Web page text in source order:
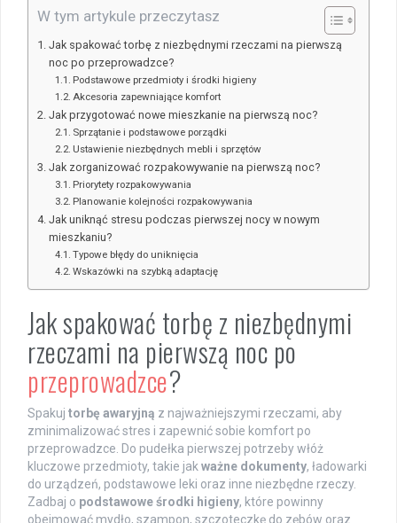
W tym artykule przeczytasz
Jak spakować torbę z niezbędnymi rzeczami na pierwszą
noc po przeprowadzce?
Podstawowe przedmioty i środki higieny
Akcesoria zapewniające komfort
Jak przygotować nowe mieszkanie na pierwszą noc?
Sprzątanie i podstawowe porządki
Ustawienie niezbędnych mebli i sprzętów
Jak zorganizować rozpakowywanie na pierwszą noc?
Priorytety rozpakowywania
Planowanie kolejności rozpakowywania
Jak uniknąć stresu podczas pierwszej nocy w nowym
mieszkaniu?
Typowe błędy do uniknięcia
Wskazówki na szybką adaptację
Jak spakować torbę z niezbędnymi
rzeczami na pierwszą noc po
przeprowadzce?
Spakuj torbę awaryjną z najważniejszymi rzeczami, aby
zminimalizować stres i zapewnić sobie komfort po
przeprowadzce. Do pudełka pierwszej potrzeby włóż
kluczowe przedmioty, takie jakważne dokumenty, ładowarki
do urządzeń, podstawowe leki oraz inne niezbędne rzeczy.
Zadbaj o podstawowe środki higieny, które powinny
obejmować mydło, szampon, szczoteczkę do zębów oraz